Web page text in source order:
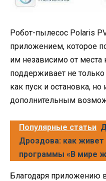
Робот-пылесос Polaris
приложением, которое
им независимо от
поддерживает не
как пуск и остановка, но
дополнительным
Популярные статьи
Дроздова: как
программы «В мире
Благодаря приложению